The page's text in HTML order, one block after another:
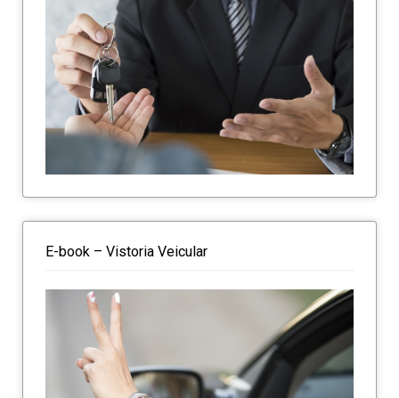
E-book – Vistoria Veicular